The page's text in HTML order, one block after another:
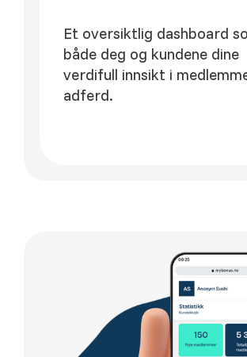
Et oversiktlig dashboard
både deg og kundene dine
verdifull innsikt i
adferd.